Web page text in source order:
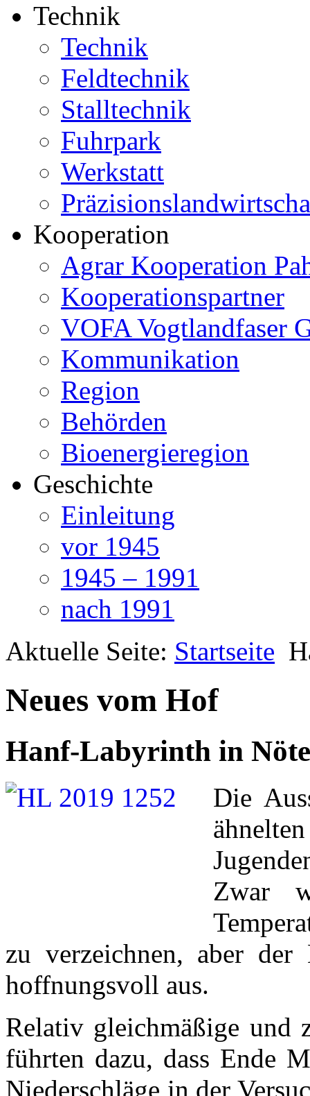
Technik
Technik
Feldtechnik
Stalltechnik
Fuhrpark
Werkstatt
Kooperation
Agrar Kooperation
Kooperationspartner
VOFA Vogtlandfaser
Kommunikation
Region
Behörden
Bioenergieregion
Geschichte
Einleitung
vor 1945
1945 – 1991
nach 1991
Aktuelle Seite: Startseite
Neues vom Hof
Hanf-Labyrinth in
Die
Zwar
zu verzeichnen, aber
hoffnungsvoll aus.
Relativ gleichmäßige und
führten dazu, dass Ende
Niederschläge in der